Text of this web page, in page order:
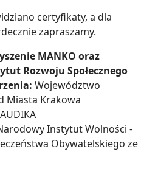
certyfikaty, a dla
zapraszamy.
MANKO oraz
Rozwoju Społecznego
Województwo
Miasta Krakowa
AUDIKA
Instytut Wolności -
Obywatelskiego ze